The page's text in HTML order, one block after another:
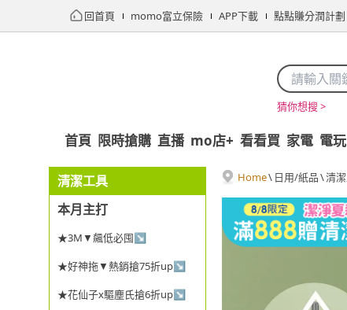
回首頁 momo富立保險 APP下載 點點賺分潤計劃
猜你想搜 >
首頁 限時搶購 直播 mo店+ 看看買 家電 電玩
清潔工具
本月主打
★3M▼飆低必囤↘
★好神拖▼熱銷搶75折up↘
★花仙子x驅塵氏搶6折up↘
Home\ 日用/紙品\清